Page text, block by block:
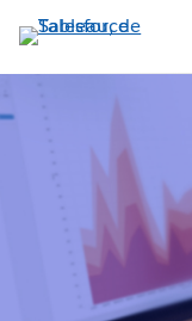
Aller
au
contenu